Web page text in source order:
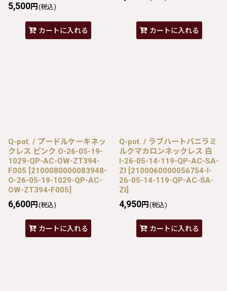
5,500円 (税込)
カートに入れる カートに入れる
Q-pot. / プードルケーキネッ
クレス ピンク O-26-05-19-
1029-QP-AC-OW-ZT394-
F005 [2100080000083948-
O-26-05-19-1029-QP-AC-
OW-ZT394-F005]
6,600円 (税込)
カートに入れる
Q-pot. / ラブハートバニラミ
ルクマカロンネックレス 白
I-26-05-14-119-QP-AC-SA-
ZI [2100060000056754-I-
26-05-14-119-QP-AC-SA-
ZI]
4,950円 (税込)
カートに入れる